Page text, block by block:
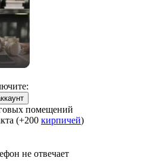
помещений
(+200 кирпичей)
не отвечает